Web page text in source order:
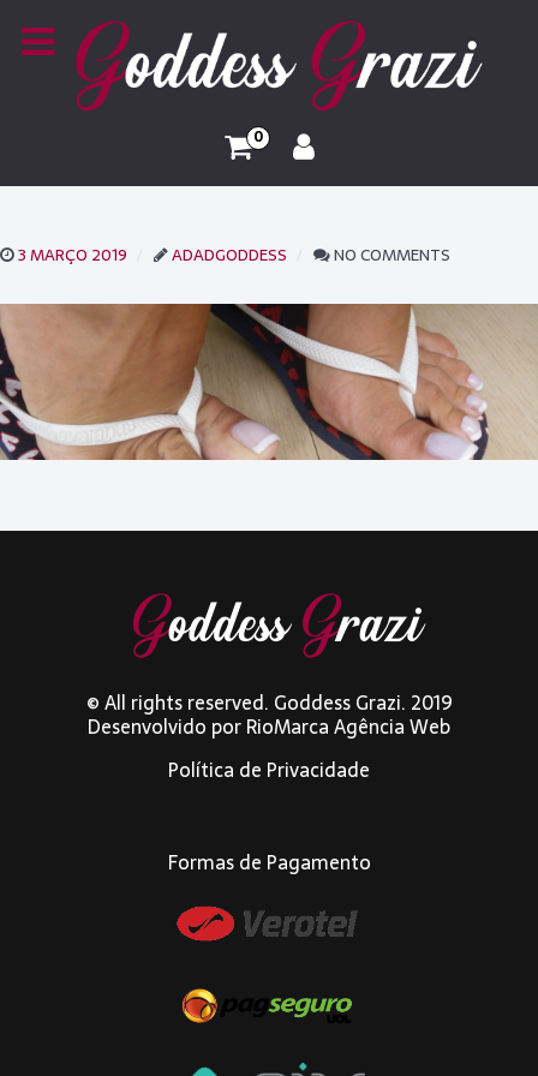
0
3 MARÇO 2019 ADADGODDESS NO COMMENTS
© All rights reserved. Goddess Grazi. 2019
Desenvolvido porRioMarca Agência Web
Política de Privacidade
Formas de Pagamento